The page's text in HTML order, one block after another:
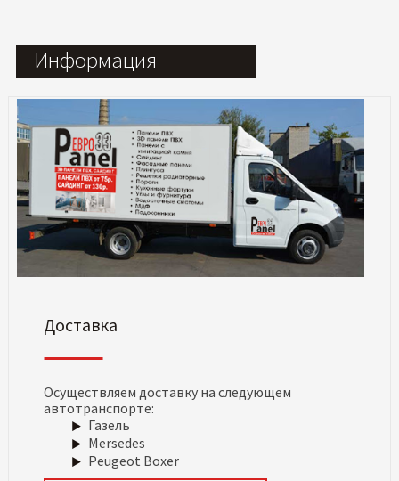
Информация
Доставка
Осуществляем доставку на следующем
автотранспорте:
Газель
Mersedes
Peugeot Boxer